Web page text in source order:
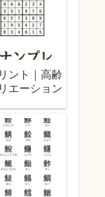
ント｜高齢
エーション